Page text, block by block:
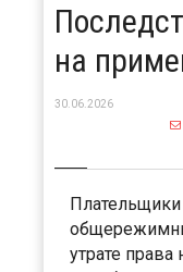
на
30.06.2026
утрате